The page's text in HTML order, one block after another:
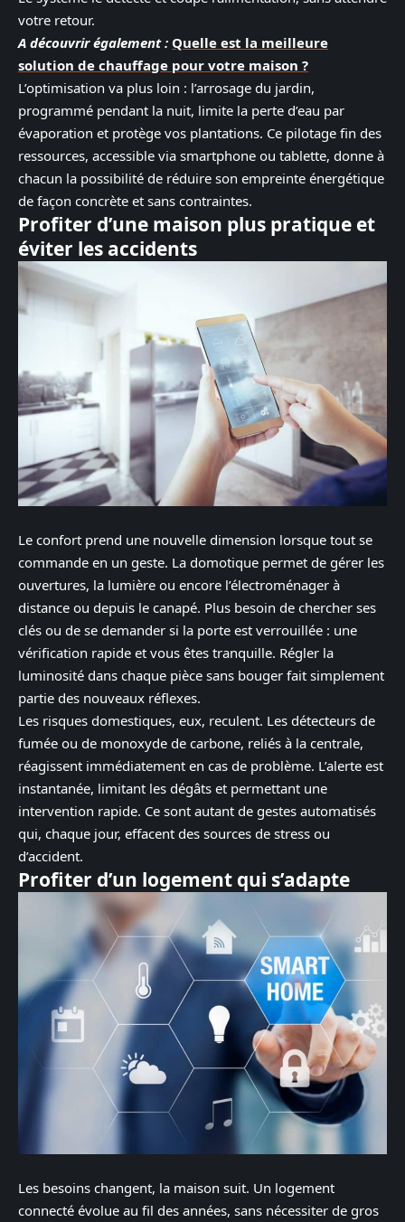
votre retour.
A découvrir également : Quelle est la meilleure
solution de chauffage pour votre maison ?
L’optimisation va plus loin : l’arrosage du jardin,
programmé pendant la nuit, limite la perte d’eau par
évaporation et protège vos plantations. Ce pilotage fin des
ressources, accessible via smartphone ou tablette, donne à
chacun la possibilité de réduire son empreinte énergétique
de façon concrète et sans contraintes.
Profiter d’une maison plus pratique et
éviter les accidents
Le confort prend une nouvelle dimension lorsque tout se
commande en un geste. La domotique permet de gérer les
ouvertures, la lumière ou encore l’électroménager à
distance ou depuis le canapé. Plus besoin de chercher ses
clés ou de se demander si la porte est verrouillée : une
vérification rapide et vous êtes tranquille. Régler la
luminosité dans chaque pièce sans bouger fait simplement
partie des nouveaux réflexes.
Les risques domestiques, eux, reculent. Les détecteurs de
fumée ou de monoxyde de carbone, reliés à la centrale,
réagissent immédiatement en cas de problème. L’alerte est
instantanée, limitant les dégâts et permettant une
intervention rapide. Ce sont autant de gestes automatisés
qui, chaque jour, effacent des sources de stress ou
d’accident.
Profiter d’un logement qui s’adapte
Les besoins changent, la maison suit. Un logement
connecté évolue au fil des années, sans nécessiter de gros